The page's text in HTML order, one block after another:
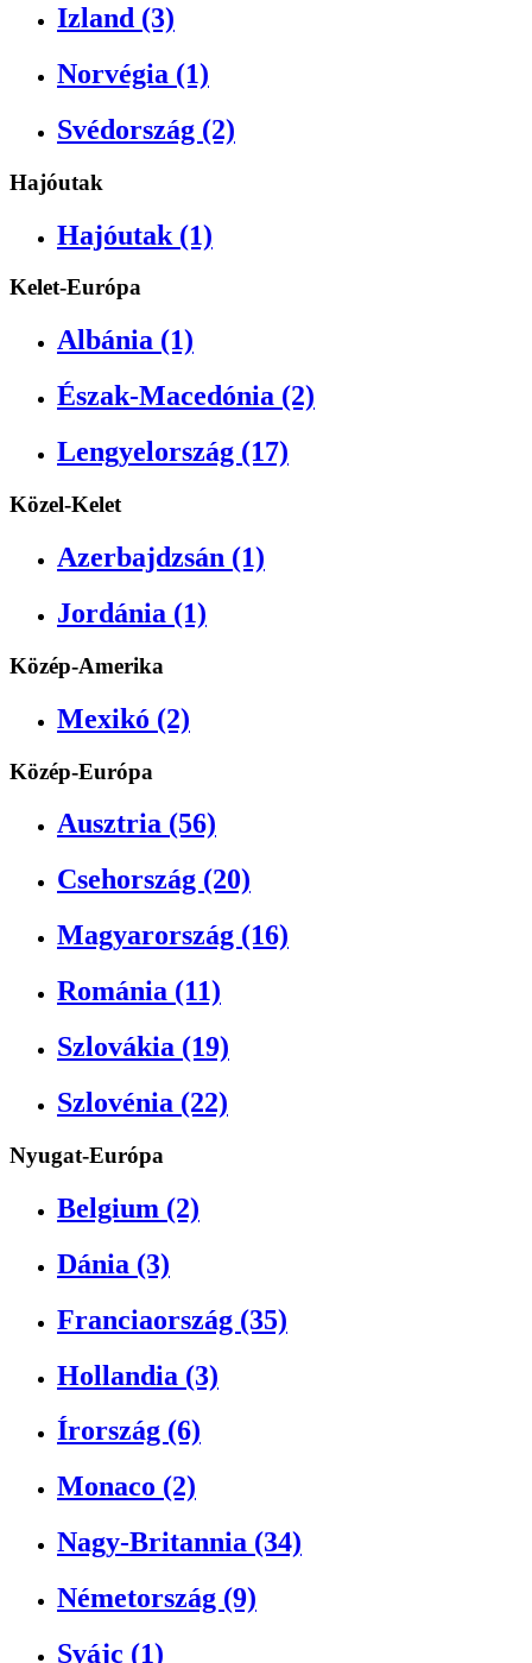
Izland (3)
Norvégia (1)
Svédország (2)
Hajóutak
Hajóutak (1)
Kelet-Európa
Albánia (1)
Észak-Macedónia (2)
Lengyelország (17)
Közel-Kelet
Azerbajdzsán (1)
Jordánia (1)
Közép-Amerika
Mexikó (2)
Közép-Európa
Ausztria (56)
Csehország (20)
Magyarország (16)
Románia (11)
Szlovákia (19)
Szlovénia (22)
Nyugat-Európa
Belgium (2)
Dánia (3)
Franciaország (35)
Hollandia (3)
Írország (6)
Monaco (2)
Nagy-Britannia (34)
Németország (9)
Svájc (1)